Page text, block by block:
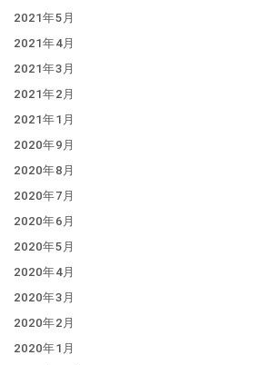
2021年5月
2021年4月
2021年3月
2021年2月
2021年1月
2020年9月
2020年8月
2020年7月
2020年6月
2020年5月
2020年4月
2020年3月
2020年2月
2020年1月